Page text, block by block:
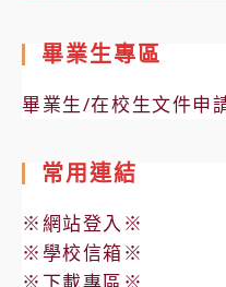
畢業生專區
畢業生/在校生文件申
常用連結
※網站登入※
※學校信箱※